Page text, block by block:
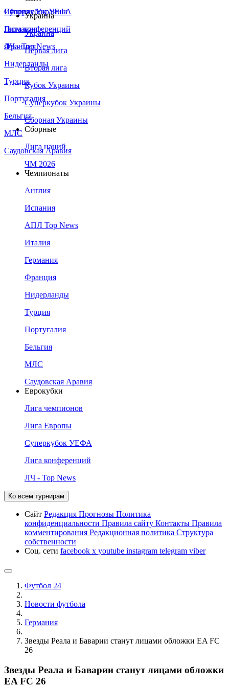
Сборная Украины
Италия
Германия
Франция
Нидерланды
Турция
Португалия
Бельгия
МЛС
Саудовская Аравия
Суперкубок УЕФА
Лига конференций
ЛЧ - Top News
Украина
Украина
Первая лига
Вторая лига
Кубок Украины
Суперкубок Украины
Сборная Украины
Сборные
Лига наций
ЧМ 2026
Чемпионаты
Англия
Испания
АПЛ Top News
Италия
Германия
Франция
Нидерланды
Турция
Португалия
Бельгия
МЛС
Саудовская Аравия
Еврокубки
Лига чемпионов
Лига Европы
Суперкубок УЕФА
Лига конференций
ЛЧ - Top News
Ко всем турнирам
Сайт Редакция Прогнозы Политика
конфиденциальности Правила сайту Контакты Правила
комментирования Редакционная политика Структура
собственности
Соц. сети facebook x youtube instagram telegram viber
Футбол 24
Новости футбола
Германия
Звезды Реала и Баварии станут лицами обложки EA FC
26
Звезды Реала и Баварии станут лицами обложки
EA FC 26